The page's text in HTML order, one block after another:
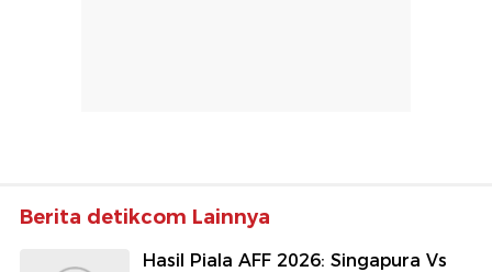
Berita detikcom Lainnya
Hasil Piala AFF 2026: Singapura Vs